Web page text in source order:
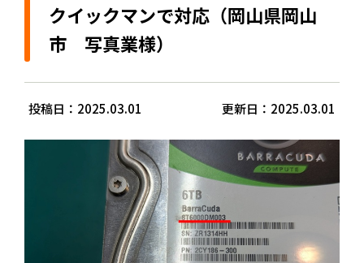
クイックマンで対応（岡山県岡山
市 写真業様）
投稿日：2025.03.01 更新日：2025.03.01